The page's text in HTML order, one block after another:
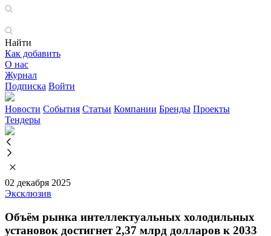
Найти
Как добавить
О нас
Журнал
Подписка Войти
Новости События Статьи Компании Бренды Проекты
Тендеры
02 декабря 2025
Эксклюзив
Объём рынка интеллектуальных холодильных
установок достигнет 2,37 млрд долларов к 2033